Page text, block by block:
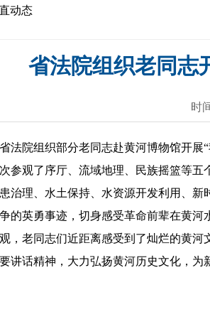
动态
省法院组织老同志
时
法院组织部分老同志赴黄河博物馆开展
观了序厅、流域地理、民族摇篮等五
治理、水土保持、水资源开发利用、
的英勇事迹，切身感受革命前辈在黄河
老同志们近距离感受到了灿烂的黄河
讲话精神，大力弘扬黄河历史文化，为